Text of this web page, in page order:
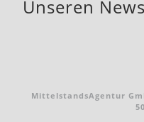
Unseren
MittelstandsAgentur